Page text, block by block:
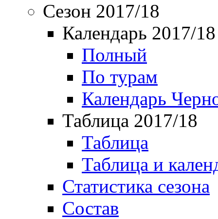
Сезон 2017/18
Календарь 2017/18
Полный
По турам
Календарь
Таблица 2017/18
Таблица
Таблица и
Статистика сезона
Состав